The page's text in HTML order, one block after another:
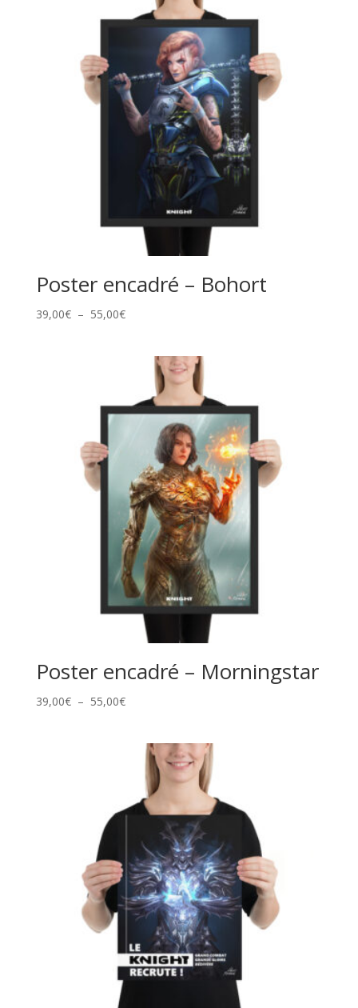
Poster encadré – Bohort
39,00€ – 55,00€Plage
39,00€
55,00€
Poster encadré – Morningstar
39,00€ – 55,00€Plage
39,00€
55,00€